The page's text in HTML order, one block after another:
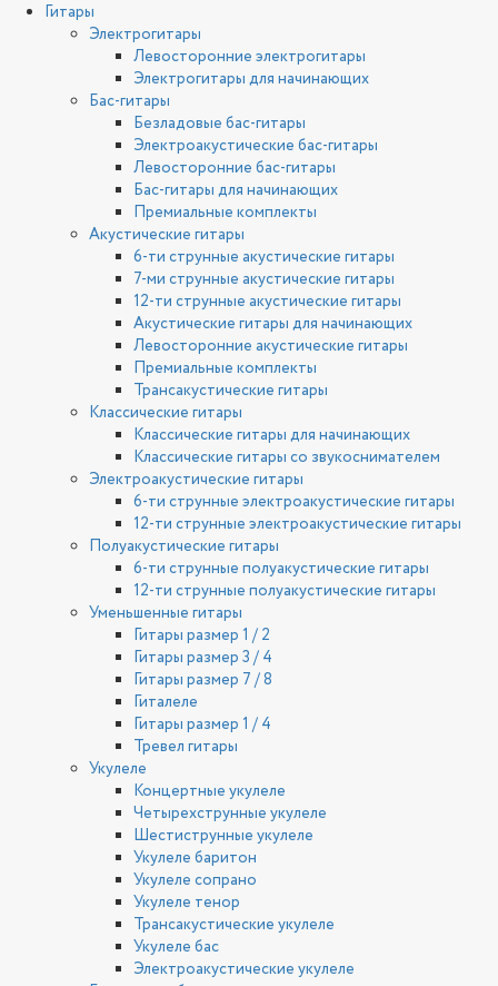
Гитары
Электрогитары
Левосторонние электрогитары
Электрогитары для начинающих
Бас-гитары
Безладовые бас-гитары
Электроакустические бас-гитары
Левосторонние бас-гитары
Бас-гитары для начинающих
Премиальные комплекты
Акустические гитары
6-ти струнные акустические гитары
7-ми струнные акустические гитары
12-ти струнные акустические гитары
Акустические гитары для начинающих
Левосторонние акустические гитары
Премиальные комплекты
Трансакустические гитары
Классические гитары
Классические гитары для начинающих
Классические гитары со звукоснимателем
Электроакустические гитары
6-ти струнные электроакустические гитары
12-ти струнные электроакустические гитары
Полуакустические гитары
6-ти струнные полуакустические гитары
12-ти струнные полуакустические гитары
Уменьшенные гитары
Гитары размер 1 / 2
Гитары размер 3 / 4
Гитары размер 7 / 8
Гиталеле
Гитары размер 1 / 4
Тревел гитары
Укулеле
Концертные укулеле
Четырехструнные укулеле
Шестиструнные укулеле
Укулеле баритон
Укулеле сопрано
Укулеле тенор
Трансакустические укулеле
Укулеле бас
Электроакустические укулеле